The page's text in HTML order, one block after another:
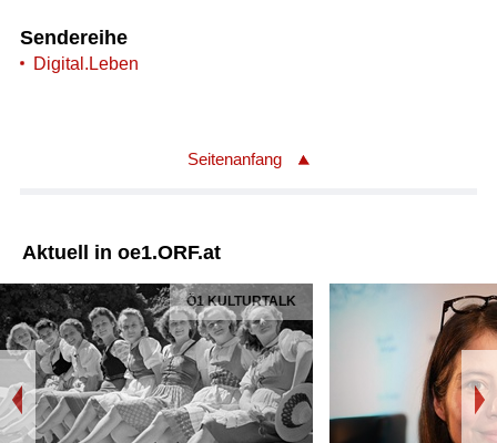
Sendereihe
Digital.Leben
Seitenanfang
Aktuell in oe1.ORF.at
Ö1 KULTURTALK